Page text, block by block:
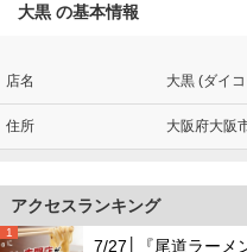
大黒 の基本情報
店名 大黒 (ダイ
住所 大阪府大阪
アクセスランキング
1
7/27│『尾道ラーメ